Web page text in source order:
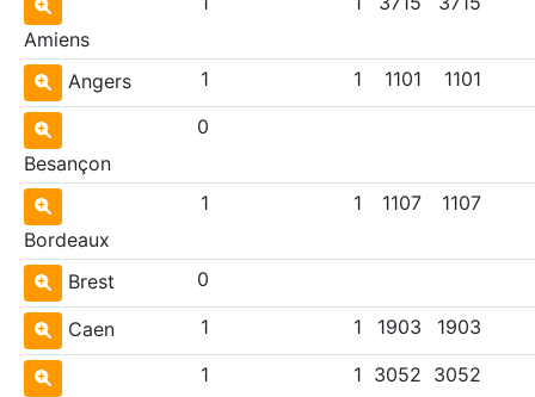
Amiens
Angers 1 1 1101 1101
Besançon
0
Bordeaux
1 1 1107 1107
Brest 0
Caen 1 1 1903 1903
1 1 3052 3052